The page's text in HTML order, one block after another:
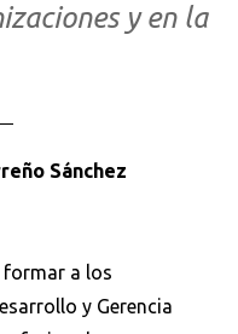
y en la
Sánchez
formar a los
y Gerencia